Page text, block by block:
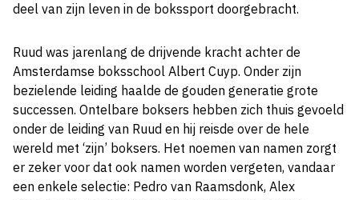
deel van zijn leven in de bokssport doorgebracht.
Ruud was jarenlang de drijvende kracht achter de
Amsterdamse boksschool Albert Cuyp. Onder zijn
bezielende leiding haalde de gouden generatie grote
successen. Ontelbare boksers hebben zich thuis gevoeld
onder de leiding van Ruud en hij reisde over de hele
wereld met ‘zijn’ boksers. Het noemen van namen zorgt
er zeker voor dat ook namen worden vergeten, vandaar
een enkele selectie: Pedro van Raamsdonk, Alex